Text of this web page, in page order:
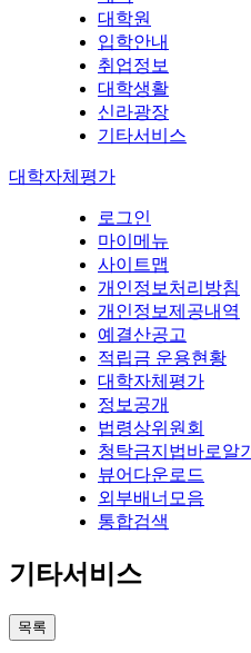
대학원
입학안내
취업정보
대학생활
신라광장
기타서비스
대학자체평가
로그인
마이메뉴
사이트맵
개인정보처리방침
개인정보제공내역
예결산공고
적립금 운용현황
대학자체평가
정보공개
법령상위원회
청탁금지법바로알기
뷰어다운로드
외부배너모음
통합검색
기타서비스
목록